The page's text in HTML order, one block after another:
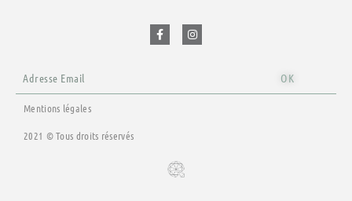
e
b
f
t
a
OK
Mentions légales
2021 © Tous droits réservés